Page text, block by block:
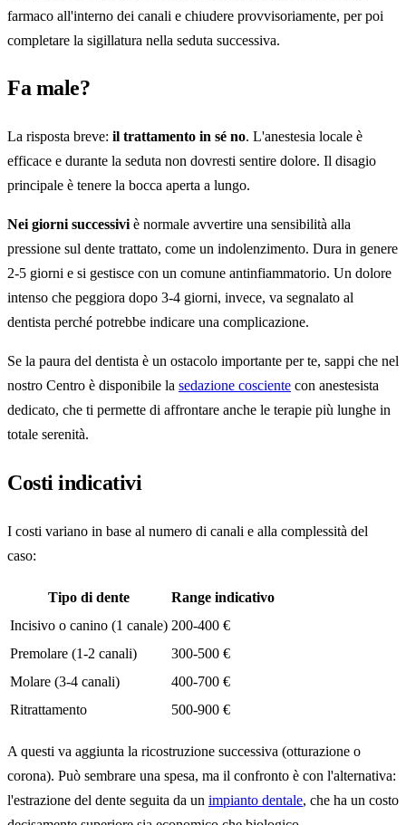
farmaco all'interno dei canali e chiudere provvisoriamente, per poi
completare la sigillatura nella seduta successiva.
Fa male?
La risposta breve: il trattamento in sé no. L'anestesia locale è
efficace e durante la seduta non dovresti sentire dolore. Il disagio
principale è tenere la bocca aperta a lungo.
Nei giorni successivi è normale avvertire una sensibilità alla
pressione sul dente trattato, come un indolenzimento. Dura in genere
2-5 giorni e si gestisce con un comune antinfiammatorio. Un dolore
intenso che peggiora dopo 3-4 giorni, invece, va segnalato al
dentista perché potrebbe indicare una complicazione.
Se la paura del dentista è un ostacolo importante per te, sappi che nel
nostro Centro è disponibile la sedazione cosciente con anestesista
dedicato, che ti permette di affrontare anche le terapie più lunghe in
totale serenità.
Costi indicativi
I costi variano in base al numero di canali e alla complessità del
caso:
Tipo di dente
Range indicativo
Incisivo o canino (1 canale) 200-400 €
Premolare (1-2 canali)
300-500 €
Molare (3-4 canali)
400-700 €
Ritrattamento
500-900 €
A questi va aggiunta la ricostruzione successiva (otturazione o
corona). Può sembrare una spesa, ma il confronto è con l'alternativa:
l'estrazione del dente seguita da un impianto dentale, che ha un costo